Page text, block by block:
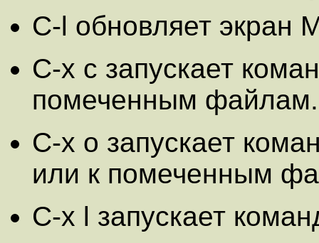
C-l обновляет экран
C-x c запускает
помеченным файлам.
C-x o запускает
или к помеченным
C-x l запускает